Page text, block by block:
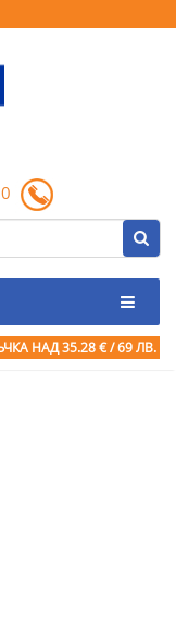
НАД 35.28 € / 69 ЛВ.